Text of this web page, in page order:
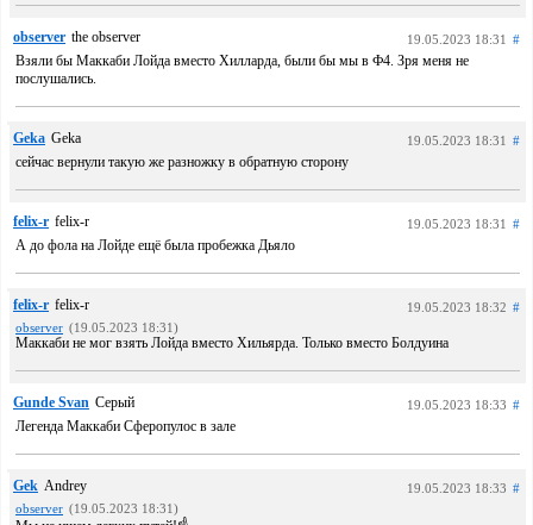
observer the observer 19.05.2023 18:31 #
Взяли бы Маккаби Лойда вместо Хилларда, были бы мы в Ф4. Зря меня не
послушались.
Geka Geka 19.05.2023 18:31 #
сейчас вернули такую же разножку в обратную сторону
felix-r felix-r 19.05.2023 18:31 #
А до фола на Лойде ещё была пробежка Дьяло
felix-r felix-r 19.05.2023 18:32 #
observer (19.05.2023 18:31)
Маккаби не мог взять Лойда вместо Хильярда. Только вместо Болдуина
Gunde Svan Серый 19.05.2023 18:33 #
Легенда Маккаби Сферопулос в зале
Gek Andrey 19.05.2023 18:33 #
observer (19.05.2023 18:31)